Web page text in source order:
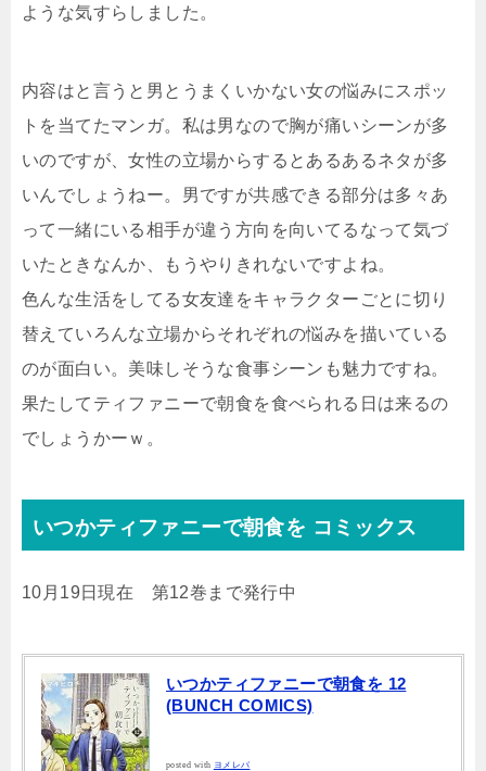
ような気すらしました。
内容はと言うと男とうまくいかない女の悩みにスポッ
トを当てたマンガ。私は男なので胸が痛いシーンが多
いのですが、女性の立場からするとあるあるネタが多
いんでしょうねー。男ですが共感できる部分は多々あ
って一緒にいる相手が違う方向を向いてるなって気づ
いたときなんか、もうやりきれないですよね。
色んな生活をしてる女友達をキャラクターごとに切り
替えていろんな立場からそれぞれの悩みを描いている
のが面白い。美味しそうな食事シーンも魅力ですね。
果たしてティファニーで朝食を食べられる日は来るの
でしょうかーｗ。
いつかティファニーで朝食を コミックス
10月19日現在 第12巻まで発行中
いつかティファニーで朝食を 12
(BUNCH COMICS)
posted with ヨメレバ